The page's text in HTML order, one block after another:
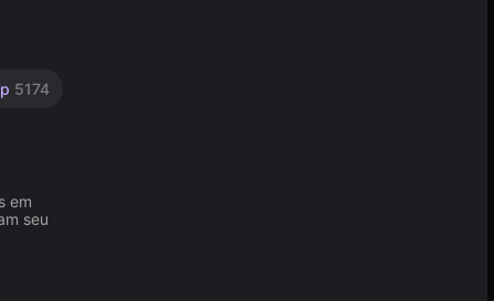
5174
em
seu